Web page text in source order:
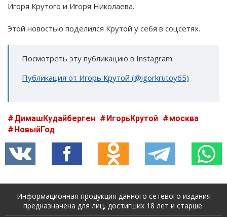
Игоря Крутого и Игоря Николаева.
Этой новостью поделился Крутой у себя в соцсетях.
Посмотреть эту публикацию в Instagram
Публикация от Игорь Крутой (@igorkrutoy65)
ДимашКудайберген ИгорьКрутой
москва
НовыйГод
Информационная продукция данного сетевого издания
предназначена для лиц, достигших 18 лет и старше.